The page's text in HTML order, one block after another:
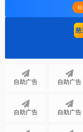
慈
自助广告 自助广告
自助广告 自助广告